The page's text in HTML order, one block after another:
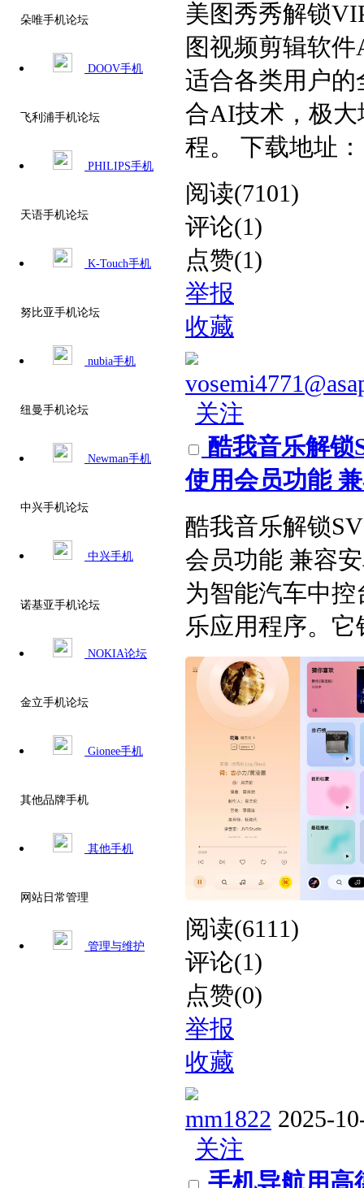
朵唯手机论坛
DOOV手机
飞利浦手机论坛
PHILIPS手机
天语手机论坛
K-Touch手机
努比亚手机论坛
nubia手机
纽曼手机论坛
Newman手机
中兴手机论坛
中兴手机
诺基亚手机论坛
NOKIA论坛
金立手机论坛
Gionee手机
其他品牌手机
其他手机
网站日常管理
管理与维护
美图秀秀解锁
图视频剪辑软
适合各类用户
合AI技术，极
程。 下载地址
阅读(7101)
评论(1)
点赞(1)
举报
收藏
关注
酷我音乐解锁
使用会员功能
酷我音乐解锁
会员功能 兼容
为智能汽车中
乐应用程序。
阅读(6111)
评论(1)
点赞(0)
举报
收藏
mm1822 2025-
关注
手机导航用高